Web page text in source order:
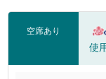
空席あり
使